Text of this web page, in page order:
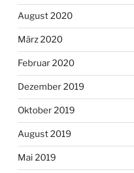
August 2020
März 2020
Februar 2020
Dezember 2019
Oktober 2019
August 2019
Mai 2019